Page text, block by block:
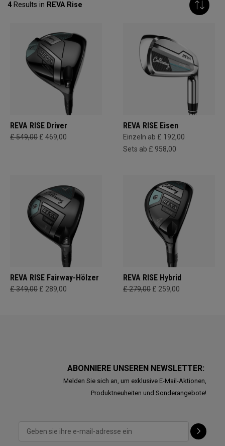
4Results in REVA Rise
REVA RISE Driver
£ 549,00 £ 469,00
REVA RISE Eisen
Einzeln ab £ 192,00
Sets ab £ 958,00
REVA RISE Fairway-Hölzer
£ 349,00 £ 289,00
REVA RISE Hybrid
£ 279,00 £ 259,00
ABONNIERE UNSEREN NEWSLETTER:
Melden Sie sich an, um exklusive E-Mail-Aktionen,
Produktneuheiten und Sonderangebote!